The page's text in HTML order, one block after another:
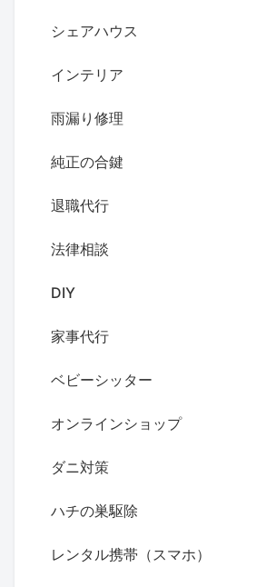
シェアハウス
インテリア
雨漏り修理
純正の合鍵
退職代行
法律相談
DIY
家事代行
ベビーシッター
オンラインショップ
ダニ対策
ハチの巣駆除
レンタル携帯（スマホ）